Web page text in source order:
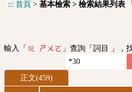
::: 首頁 > 基本檢索 > 檢索結果列表 「
輸入「 說 ㄕㄨㄛ 」查詢「詞目 」，
正文(459)